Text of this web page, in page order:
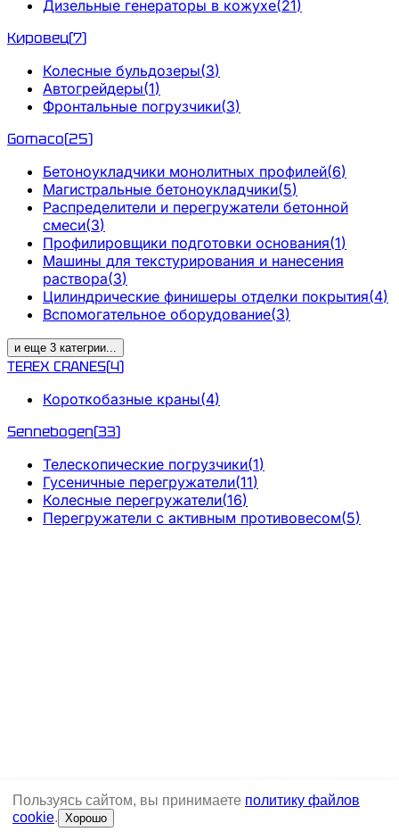
Дизельные генераторы в кожухе(21)
Кировец(7)
Колесные бульдозеры(3)
Автогрейдеры(1)
Фронтальные погрузчики(3)
Gomaco(25)
Бетоноукладчики монолитных профилей(6)
Магистральные бетоноукладчики(5)
Распределители и перегружатели бетонной
смеси(3)
Профилировщики подготовки основания(1)
Машины для текстурирования и нанесения
раствора(3)
Цилиндрические финишеры отделки покрытия(4)
Вспомогательное оборудование(3)
и еще 3 категрии...
TEREX CRANES(4)
Короткобазные краны(4)
Sennebogen(33)
Телескопические погрузчики(1)
Гусеничные перегружатели(11)
Колесные перегружатели(16)
Перегружатели с активным противовесом(5)
Пользуясь сайтом, вы принимаете политику файлов
cookie. Хорошо